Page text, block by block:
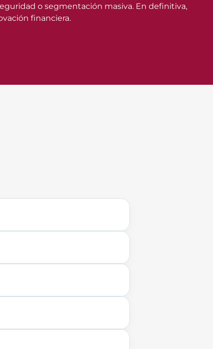
o segmentación masiva. En definitiva,
financiera.